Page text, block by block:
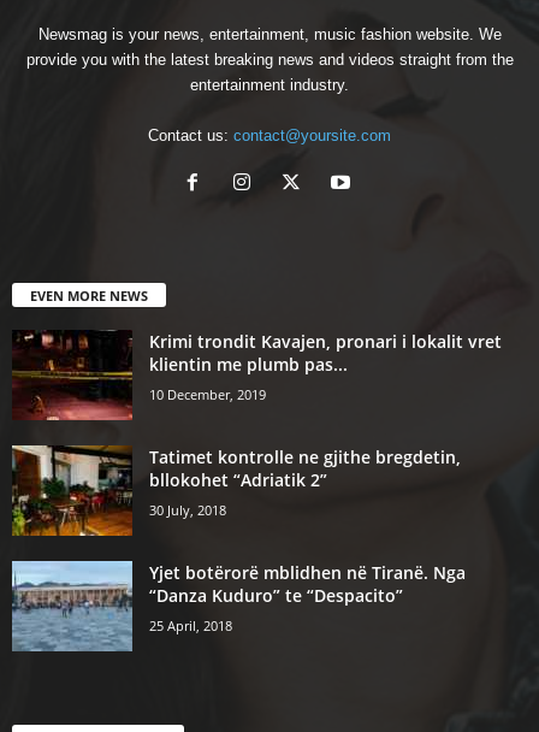
Newsmag is your news, entertainment, music fashion website. We
provide you with the latest breaking news and videos straight from the
entertainment industry.
Contact us: contact@yoursite.com
EVEN MORE NEWS
Krimi trondit Kavajen, pronari i lokalit vret
klientin me plumb pas...
10 December, 2019
Tatimet kontrolle ne gjithe bregdetin,
bllokohet “Adriatik 2”
30 July, 2018
Yjet botërorë mblidhen në Tiranë. Nga
“Danza Kuduro” te “Despacito”
25 April, 2018